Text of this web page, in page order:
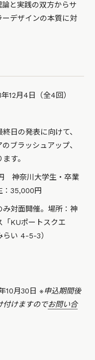
と実践の双方からサ
デザインの本質に対
12月4日（全4回）
日の発表に向けて、
ブラッシュアップ、
す。
神奈川大学生・卒業
：35,000円
み対面開催。場所：神
KUポートスクエ
らい 4-5-3）
10月30日※申込期間後
付けますのでお問い合